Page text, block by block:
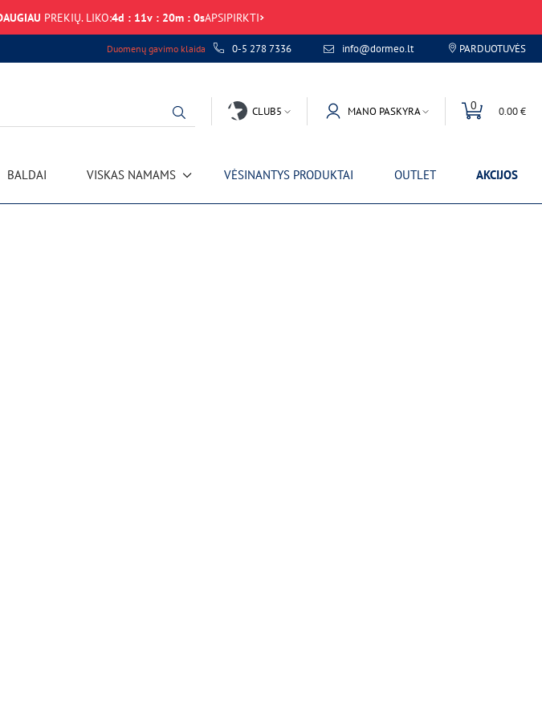
PREKIŲ. LIKO:4d : 11v : 20m : 0sAPSIPIRKTI
Duomenų gavimo klaida 0-5 278 7336 info@dormeo.lt PARDUOTUVĖS
CLUB5 MANO PASKYRA 0 0.00 €
BALDAI VISKAS NAMAMS VĖSINANTYS PRODUKTAI OUTLET AKCIJOS